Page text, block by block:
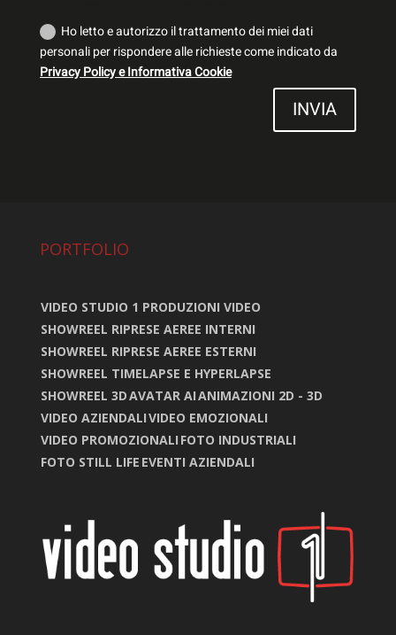
Ho letto e autorizzo il trattamento dei miei dati
personali per rispondere alle richieste come indicato da
Privacy Policy e Informativa Cookie
INVIA
PORTFOLIO
VIDEO STUDIO 1 PRODUZIONI VIDEO
SHOWREEL RIPRESE AEREE INTERNI
SHOWREEL RIPRESE AEREE ESTERNI
SHOWREEL TIMELAPSE E HYPERLAPSE
SHOWREEL 3DAVATAR AIANIMAZIONI 2D - 3D
VIDEO AZIENDALIVIDEO EMOZIONALI
VIDEO PROMOZIONALI FOTO INDUSTRIALI
FOTO STILL LIFE EVENTI AZIENDALI